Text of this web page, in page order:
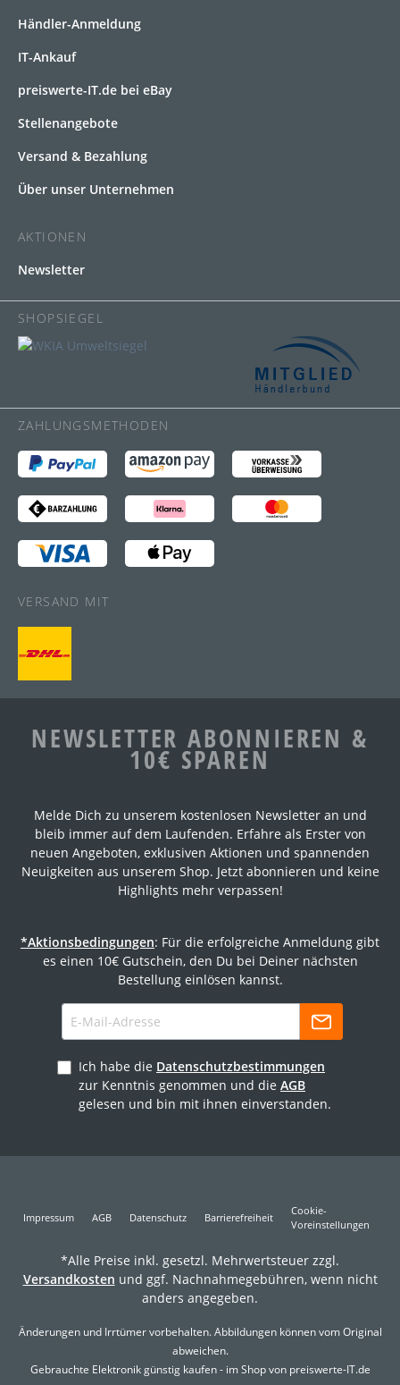
Händler-Anmeldung
IT-Ankauf
preiswerte-IT.de bei eBay
Stellenangebote
Versand & Bezahlung
Über unser Unternehmen
AKTIONEN
Newsletter
SHOPSIEGEL
ZAHLUNGSMETHODEN
VERSAND MIT
NEWSLETTER ABONNIEREN &
10€ SPAREN
Melde Dich zu unserem kostenlosen Newsletter an und
bleib immer auf dem Laufenden. Erfahre als Erster von
neuen Angeboten, exklusiven Aktionen und spannenden
Neuigkeiten aus unserem Shop. Jetzt abonnieren und keine
Highlights mehr verpassen!
*Aktionsbedingungen: Für die erfolgreiche Anmeldung gibt
es einen 10€ Gutschein, den Du bei Deiner nächsten
Bestellung einlösen kannst.
Ich habe die Datenschutzbestimmungen
zur Kenntnis genommen und die AGB
gelesen und bin mit ihnen einverstanden.
Impressum AGB Datenschutz Barrierefreiheit
Cookie-
Voreinstellungen
*Alle Preise inkl. gesetzl. Mehrwertsteuer zzgl.
Versandkosten und ggf. Nachnahmegebühren, wenn nicht
anders angegeben.
Änderungen und Irrtümer vorbehalten. Abbildungen können vom Original
abweichen.
Gebrauchte Elektronik günstig kaufen - im Shop von preiswerte-IT.de